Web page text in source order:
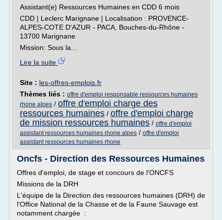
Assistant(e) Ressources Humaines en CDD 6 mois
CDD | Leclerc Marignane | Localisation : PROVENCE-
ALPES-COTE D'AZUR - PACA, Bouches-du-Rhône -
13700 Marignane
Mission: Sous la...
Lire la suite
Site : les-offres-emplois.fr
Thèmes liés : offre d'emploi responsable ressources humaines
rhone alpes / offre d'emploi charge des
ressources humaines / offre d'emploi charge
de mission ressources humaines / offre d'emploi
assistant ressources humaines rhone alpes / offre d'emploi
assistant ressources humaines rhone
Oncfs - Direction des Ressources Humaines
Offres d'emploi, de stage et concours de l'ONCFS
Missions de la DRH
L'équipe de la Direction des ressources humaines (DRH) de
l'Office National de la Chasse et de la Faune Sauvage est
notamment chargée :